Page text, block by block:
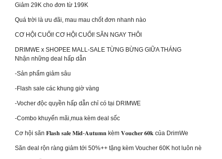
Giảm 29K cho đơn từ 199K
Quá trời là ưu đãi, mau mau chốt đơn nhanh nào
CƠ HỘI CUỐI! CƠ HỘI CUỐI! SĂN NGAY THÔI
DRIMWE x SHOPEE MALL-SALE TỪNG BỪNG GIỮA THÁNG
Nhận những deal hấp dẫn
-Sản phẩm giảm sâu
-Flash sale các khung giờ vàng
-Vocher độc quyền hấp dẫn chỉ có tại DRIMWE
-Combo khuyến mãi,mua kèm deal sốc
Cơ hội săn 𝐅𝐥𝐚𝐬𝐡 𝐬𝐚𝐥𝐞 𝐌𝐢𝐝-𝐀𝐮𝐭𝐮𝐦𝐧 kèm 𝐕𝐨𝐮𝐜𝐡𝐞𝐫 𝟔𝟎𝐤 của DrimWe
Săn deal rộn ràng giảm tới 50%++ tặng kèm Voucher 60K hot luôn nè